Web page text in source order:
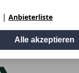
| Anbieterliste
Alle akzeptieren